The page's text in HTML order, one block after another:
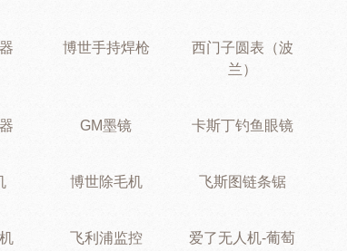
博世手持焊枪
西门子圆表（波
兰）
GM墨镜 卡斯丁钓鱼眼镜
博世除毛机 飞斯图链条锯
飞利浦监控
爱了无人机-葡萄